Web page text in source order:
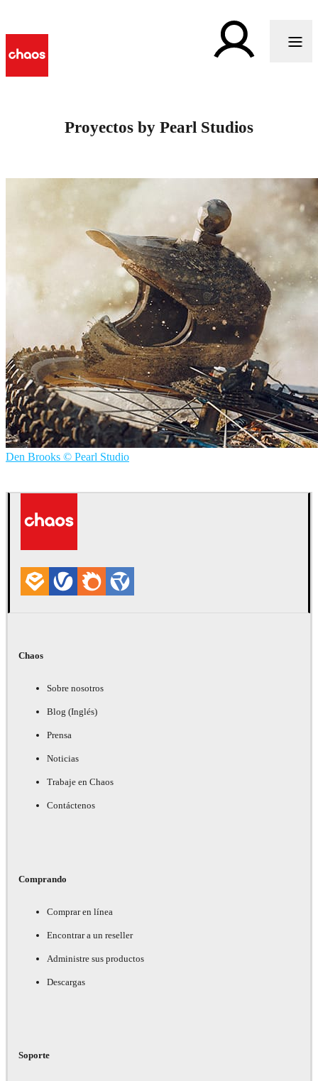
Proyectos by Pearl Studios
Den Brooks © Pearl Studio
Chaos
Sobre nosotros
Blog (Inglés)
Prensa
Noticias
Trabaje en Chaos
Contáctenos
Comprando
Comprar en línea
Encontrar a un reseller
Administre sus productos
Descargas
Soporte